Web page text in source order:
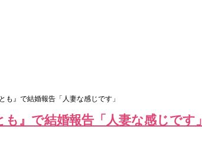
も』で結婚報告「人妻な感じです」
』で結婚報告「人妻な感じです」